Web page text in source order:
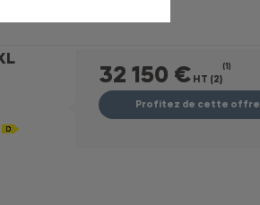
32 150 € HT (2)
(1)
Profitez de cette offre